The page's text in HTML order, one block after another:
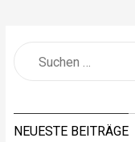
NEUESTE BEITRÄGE